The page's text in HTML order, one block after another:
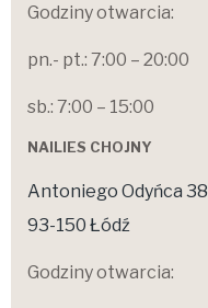
Godziny otwarcia:
pn.- pt.: 7:00 – 20:00
sb.: 7:00 – 15:00
NAILIES CHOJNY
Antoniego Odyńca 38
93-150 Łódź
Godziny otwarcia: